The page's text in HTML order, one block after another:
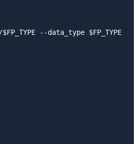
--data_type $FP_TYPE